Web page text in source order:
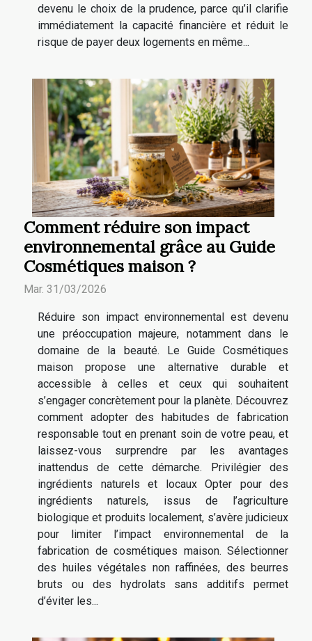
devenu le choix de la prudence, parce qu’il clarifie
immédiatement la capacité financière et réduit le
risque de payer deux logements en même...
Comment réduire son impact
environnemental grâce au Guide
Cosmétiques maison ?
Mar. 31/03/2026
Réduire son impact environnemental est devenu
une préoccupation majeure, notamment dans le
domaine de la beauté. Le Guide Cosmétiques
maison propose une alternative durable et
accessible à celles et ceux qui souhaitent
s’engager concrètement pour la planète. Découvrez
comment adopter des habitudes de fabrication
responsable tout en prenant soin de votre peau, et
laissez-vous surprendre par les avantages
inattendus de cette démarche. Privilégier des
ingrédients naturels et locaux Opter pour des
ingrédients naturels, issus de l’agriculture
biologique et produits localement, s’avère judicieux
pour limiter l’impact environnemental de la
fabrication de cosmétiques maison. Sélectionner
des huiles végétales non raffinées, des beurres
bruts ou des hydrolats sans additifs permet
d’éviter les...